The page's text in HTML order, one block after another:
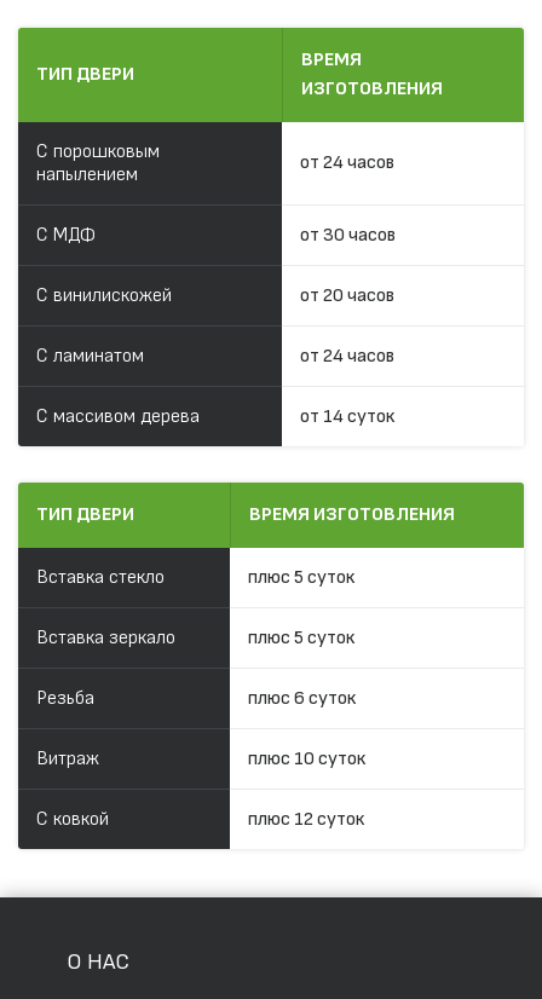
ТИП ДВЕРИ
ВРЕМЯ
ИЗГОТОВЛЕНИЯ
С порошковым
напылением
от 24 часов
С МДФ от 30 часов
С винилискожей от 20 часов
С ламинатом от 24 часов
С массивом дерева от 14 суток
ТИП ДВЕРИ ВРЕМЯ ИЗГОТОВЛЕНИЯ
Вставка стекло плюс 5 суток
Вставка зеркало плюс 5 суток
Резьба плюс 6 суток
Витраж плюс 10 суток
С ковкой плюс 12 суток
О НАС